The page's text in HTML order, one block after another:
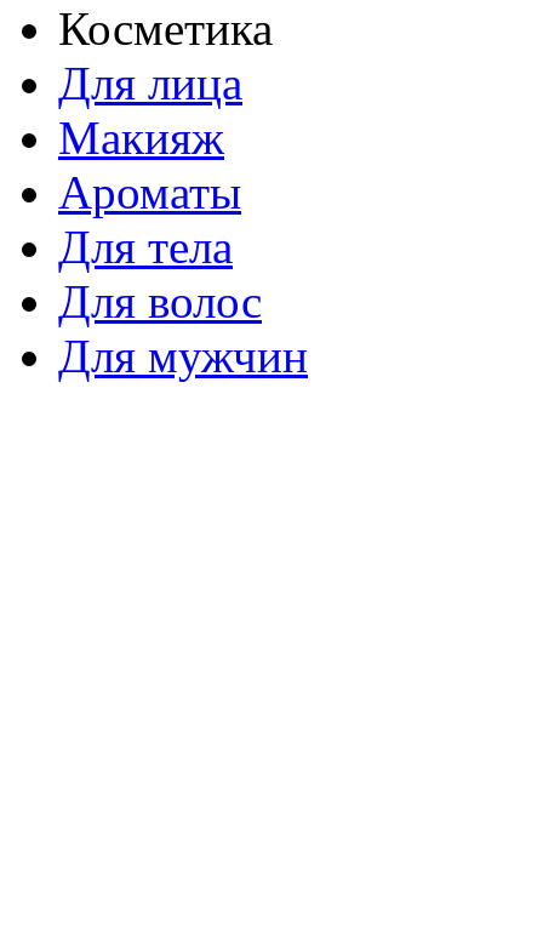
Косметика
Для лица
Макияж
Ароматы
Для тела
Для волос
Для мужчин